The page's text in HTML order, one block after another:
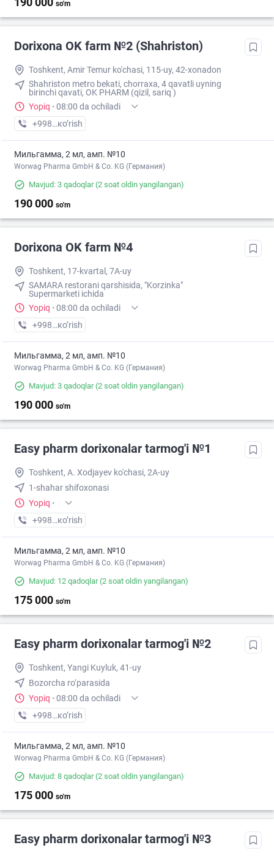
so'm
Dorixona ОK farm №2 (Shahriston)
Toshkent, Amir Temur ko'chasi, 115-uy, 42-xonadon
Shahriston metro bekati, chorraxa, 4 qavatli uyning
birinchi qavati, OK PHARM (qizil, sariq )
Yopiq · 08:00 da ochiladi
+998 (90) XXX-XX-XX
кo’rish
Мильгамма, 2 мл, амп. №10
Worwag Pharma GmbH & Co. KG (Германия)
Mavjud: 3 qadoqlar(2 soat oldin yangilangan)
190 000 so'm
Dorixona ОK farm №4
Toshkent, 17-kvartal, 7A-uy
SAMARA restorani qarshisida, "Korzinka"
Supermarketi ichida
Yopiq · 08:00 da ochiladi
+998 (90) XXX-XX-XX
кo’rish
Мильгамма, 2 мл, амп. №10
Worwag Pharma GmbH & Co. KG (Германия)
Mavjud: 3 qadoqlar(2 soat oldin yangilangan)
190 000 so'm
Easy pharm dorixonalar tarmog'i №1
Toshkent, A. Xodjayev ko'chasi, 2A-uy
1-shahar shifoxonasi
Yopiq ·
+998 (94) XXX-XX-XX
кo’rish
Мильгамма, 2 мл, амп. №10
Worwag Pharma GmbH & Co. KG (Германия)
Mavjud: 12 qadoqlar(2 soat oldin yangilangan)
175 000 so'm
Easy pharm dorixonalar tarmog'i №2
Toshkent, Yangi Kuyluk, 41-uy
Bozorcha ro‘parasida
Yopiq · 08:00 da ochiladi
+998 (97) XXX-XX-XX
кo’rish
Мильгамма, 2 мл, амп. №10
Worwag Pharma GmbH & Co. KG (Германия)
Mavjud: 8 qadoqlar(2 soat oldin yangilangan)
175 000 so'm
Easy pharm dorixonalar tarmog'i №3